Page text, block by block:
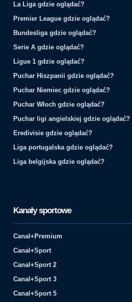
La Liga gdzie oglądać?
Premier League gdzie oglądać?
Bundesliga gdzie oglądać?
Serie A gdzie oglądać?
Ligue 1 gdzie oglądać?
Puchar Hiszpanii gdzie oglądać?
Puchar Niemiec gdzie oglądać?
Puchar Włoch gdzie oglądać?
Puchar ligi angielskiej gdzie oglądać?
Eredivisie gdzie oglądać?
Liga portugalska gdzie oglądać?
Liga belgijska gdzie oglądać?
Kanały sportowe
Canal+Premium
Canal+Sport
Canal+Sport 2
Canal+Sport 3
Canal+Sport 5